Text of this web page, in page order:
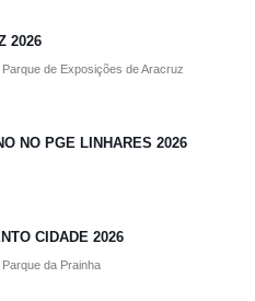
2026
Parque de Exposições de Aracruz
NO PGE LINHARES 2026
CIDADE 2026
Parque da Prainha